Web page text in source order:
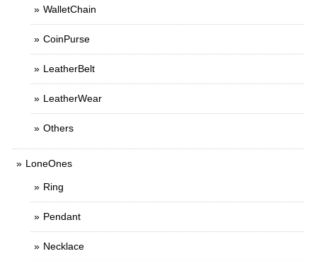
WalletChain
CoinPurse
LeatherBelt
LeatherWear
Others
LoneOnes
Ring
Pendant
Necklace